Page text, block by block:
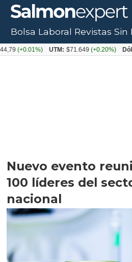
Nuevo evento
100 líderes del
nacional
Bolsa Laboral Revistas Sin
UTM: $71.649(+0.20%) Dólar: